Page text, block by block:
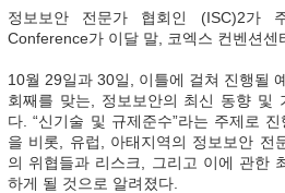
정보보안 전문가 협회인 (ISC)2가
Conference가 이달 말, 코엑스 컨벤션센
10월 29일과 30일, 이틀에 걸쳐 진행될
회째를 맞는, 정보보안의 최신 동향 및
다. “신기술 및 규제준수”라는 주제로
을 비롯, 유럽, 아태지역의 정보보안 전
의 위협들과 리스크, 그리고 이에 관한
하게 될 것으로 알려졌다.